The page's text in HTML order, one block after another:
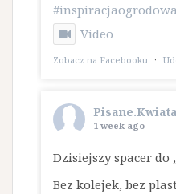
#inspiracjaogrodowa
Video
Zobacz na Facebooku ·
1 week ago
Dzisiejszy spacer do
Bez kolejek, bez